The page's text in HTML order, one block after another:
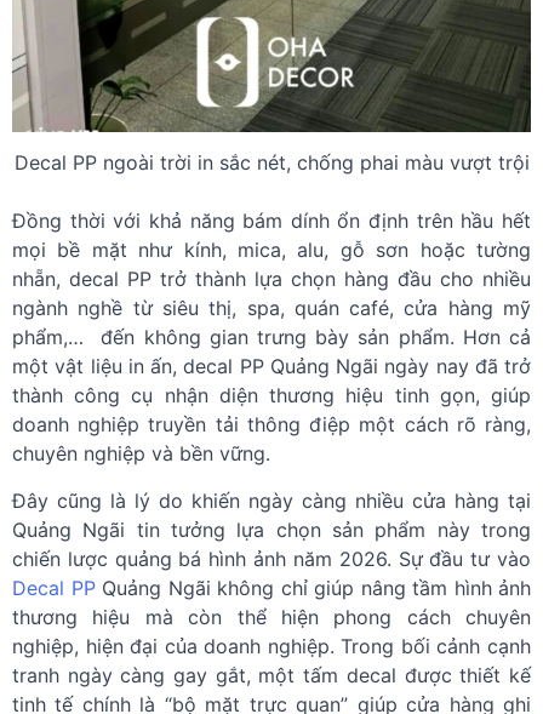
Decal PP ngoài trời in sắc nét, chống phai màu vượt trội
Đồng thời với khả năng bám dính ổn định trên hầu hết
mọi bề mặt như kính, mica, alu, gỗ sơn hoặc tường
nhẵn, decal PP trở thành lựa chọn hàng đầu cho nhiều
ngành nghề từ siêu thị, spa, quán café, cửa hàng mỹ
phẩm,… đến không gian trưng bày sản phẩm. Hơn cả
một vật liệu in ấn, decal PP Quảng Ngãi ngày nay đã trở
thành công cụ nhận diện thương hiệu tinh gọn, giúp
doanh nghiệp truyền tải thông điệp một cách rõ ràng,
chuyên nghiệp và bền vững.
Đây cũng là lý do khiến ngày càng nhiều cửa hàng tại
Quảng Ngãi tin tưởng lựa chọn sản phẩm này trong
chiến lược quảng bá hình ảnh năm 2026. Sự đầu tư vào
Decal PPQuảng Ngãi không chỉ giúp nâng tầm hình ảnh
thương hiệu mà còn thể hiện phong cách chuyên
nghiệp, hiện đại của doanh nghiệp. Trong bối cảnh cạnh
tranh ngày càng gay gắt, một tấm decal được thiết kế
tinh tế chính là “bộ mặt trực quan” giúp cửa hàng ghi